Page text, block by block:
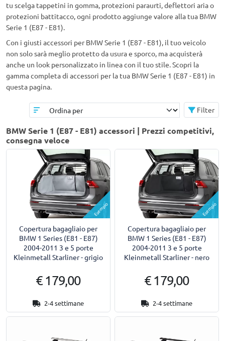
tu scelga tappetini in gomma, protezioni paraurti, deflettori aria o
protezioni battitacco, ogni prodotto aggiunge valore alla tua BMW
Serie 1 (E87 - E81).
Con i giusti accessori per BMW Serie 1 (E87 - E81), il tuo veicolo
non solo sarà meglio protetto da usura e sporco, ma acquisterà
anche un look personalizzato in linea con il tuo stile. Scopri la
gamma completa di accessori per la tua BMW Serie 1 (E87 - E81) in
questa pagina.
Filter
BMW Serie 1 (E87 - E81) accessori | Prezzi competitivi,
consegna veloce
Esempio
Copertura bagagliaio per
BMW 1 Series (E81 - E87)
2004-2011 3 e 5 porte
Kleinmetall Starliner - grigio
€ 179,00
2-4 settimane
Esempio
Copertura bagagliaio per
BMW 1 Series (E81 - E87)
2004-2011 3 e 5 porte
Kleinmetall Starliner - nero
€ 179,00
2-4 settimane